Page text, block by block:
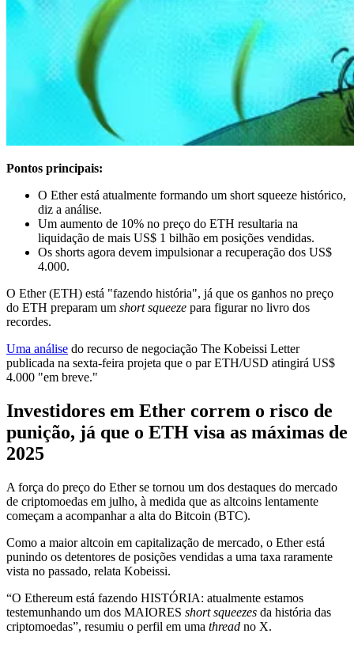
Pontos principais:
O Ether está atualmente formando um short squeeze histórico,
diz a análise.
Um aumento de 10% no preço do ETH resultaria na
liquidação de mais US$ 1 bilhão em posições vendidas.
Os shorts agora devem impulsionar a recuperação dos US$
4.000.
O Ether (ETH) está "fazendo história", já que os ganhos no preço
do ETH preparam um short squeeze para figurar no livro dos
recordes.
Uma análise do recurso de negociação The Kobeissi Letter
publicada na sexta-feira projeta que o par ETH/USD atingirá US$
4.000 "em breve."
Investidores em Ether correm o risco de
punição, já que o ETH visa as máximas de
2025
A força do preço do Ether se tornou um dos destaques do mercado
de criptomoedas em julho, à medida que as altcoins lentamente
começam a acompanhar a alta do Bitcoin (BTC).
Como a maior altcoin em capitalização de mercado, o Ether está
punindo os detentores de posições vendidas a uma taxa raramente
vista no passado, relata Kobeissi.
“O Ethereum está fazendo HISTÓRIA: atualmente estamos
testemunhando um dos MAIORES short squeezes da história das
criptomoedas”, resumiu o perfil em uma thread no X.